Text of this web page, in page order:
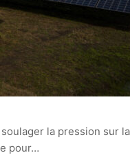
la pression sur
pour…